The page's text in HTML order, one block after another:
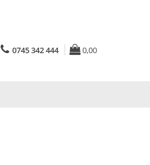
0745 342 444 0,00